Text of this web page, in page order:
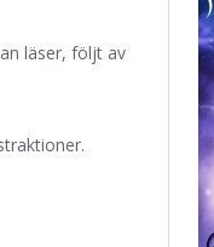
läser, följt av